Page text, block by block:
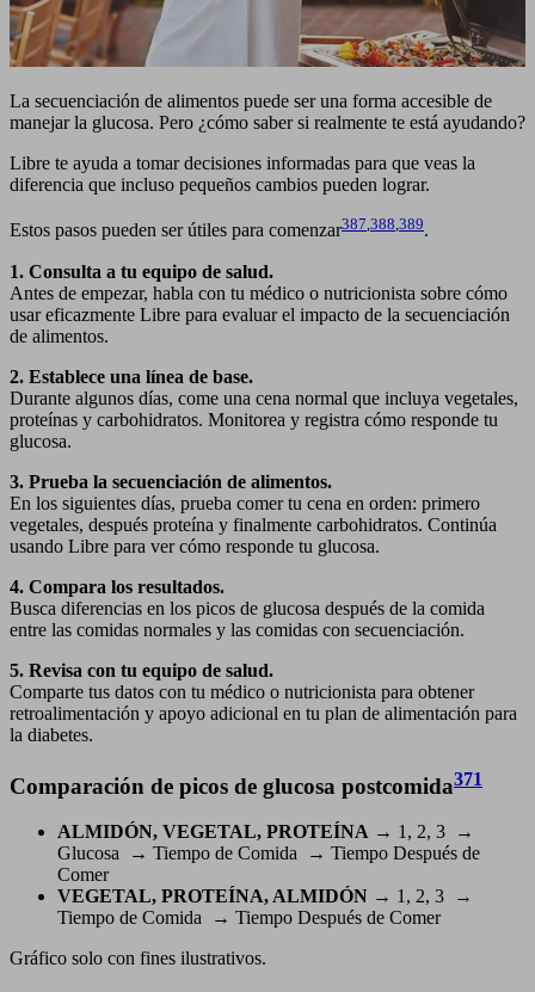
La secuenciación de alimentos puede ser una forma accesible de
manejar la glucosa. Pero ¿cómo saber si realmente te está ayudando?
Libre te ayuda a tomar decisiones informadas para que veas la
diferencia que incluso pequeños cambios pueden lograr.
Estos pasos pueden ser útiles para comenzar387,388,389.
1. Consulta a tu equipo de salud.
Antes de empezar, habla con tu médico o nutricionista sobre cómo
usar eficazmente Libre para evaluar el impacto de la secuenciación
de alimentos.
2. Establece una línea de base.
Durante algunos días, come una cena normal que incluya vegetales,
proteínas y carbohidratos. Monitorea y registra cómo responde tu
glucosa.
3. Prueba la secuenciación de alimentos.
En los siguientes días, prueba comer tu cena en orden: primero
vegetales, después proteína y finalmente carbohidratos. Continúa
usando Libre para ver cómo responde tu glucosa.
4. Compara los resultados.
Busca diferencias en los picos de glucosa después de la comida
entre las comidas normales y las comidas con secuenciación.
5. Revisa con tu equipo de salud.
Comparte tus datos con tu médico o nutricionista para obtener
retroalimentación y apoyo adicional en tu plan de alimentación para
la diabetes.
Comparación de picos de glucosa postcomida371
ALMIDÓN, VEGETAL, PROTEÍNA → 1, 2, 3 →
Glucosa → Tiempo de Comida → Tiempo Después de
Comer
VEGETAL, PROTEÍNA, ALMIDÓN → 1, 2, 3 →
Tiempo de Comida → Tiempo Después de Comer
Gráfico solo con fines ilustrativos.